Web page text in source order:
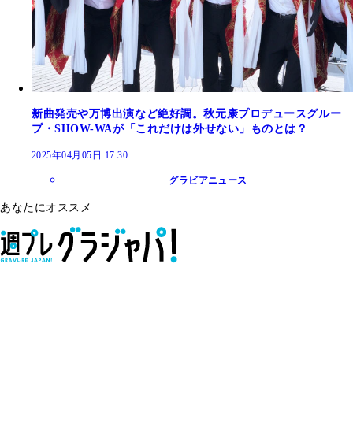
新曲発売や万博出演など絶好調。秋元康プロデュースグルー
プ・SHOW-WAが「これだけは外せない」ものとは？
2025年04月05日 17:30
グラビアニュース
あなたにオススメ